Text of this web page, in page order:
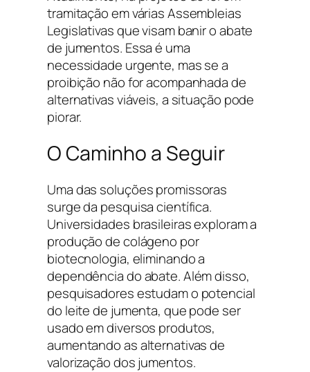
tramitação em várias Assembleias
Legislativas que visam banir o abate
de jumentos. Essa é uma
necessidade urgente, mas se a
proibição não for acompanhada de
alternativas viáveis, a situação pode
piorar.
O Caminho a Seguir
Uma das soluções promissoras
surge da pesquisa científica.
Universidades brasileiras exploram a
produção de colágeno por
biotecnologia, eliminando a
dependência do abate. Além disso,
pesquisadores estudam o potencial
do leite de jumenta, que pode ser
usado em diversos produtos,
aumentando as alternativas de
valorização dos jumentos.